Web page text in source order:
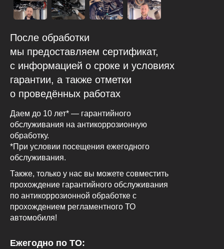
Ежегодно по ТО:
Также, только у нас вы можете совместить
прохождение гарантийного обслуживания
по антикоррозионной обработке с
прохождением регламентного ТО
автомобиля!
Даем до 10 лет* — гарантийного
обслуживания на антикоррозионную
обработку.
*При условии посещения ежегодного
обслуживания.
После обработки
мы предоставляем сертификат,
с информацией о сроке и условиях
гарантии, а также отметки
о проведённых работах